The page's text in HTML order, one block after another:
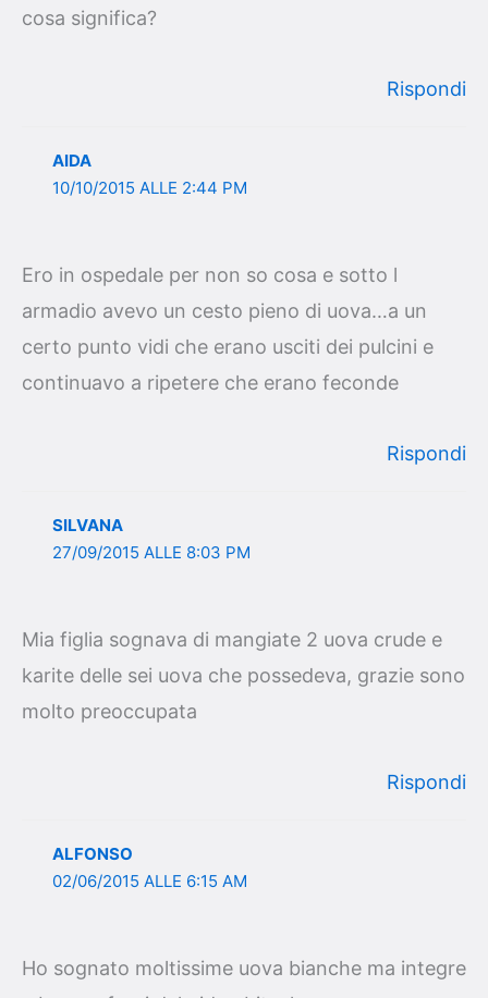
cosa significa?
Rispondi
AIDA
10/10/2015 ALLE 2:44 PM
Ero in ospedale per non so cosa e sotto l
armadio avevo un cesto pieno di uova…a un
certo punto vidi che erano usciti dei pulcini e
continuavo a ripetere che erano feconde
Rispondi
SILVANA
27/09/2015 ALLE 8:03 PM
Mia figlia sognava di mangiate 2 uova crude e
karite delle sei uova che possedeva, grazie sono
molto preoccupata
Rispondi
ALFONSO
02/06/2015 ALLE 6:15 AM
Ho sognato moltissime uova bianche ma integre